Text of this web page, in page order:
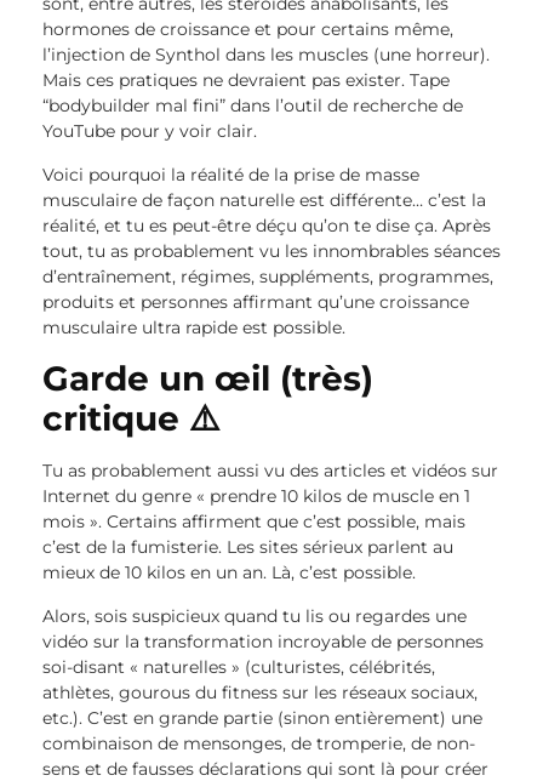
hormones de croissance et pour certains même,
l’injection de Synthol dans les muscles (une horreur).
Mais ces pratiques ne devraient pas exister. Tape
“bodybuilder mal fini” dans l’outil de recherche de
YouTube pour y voir clair.
Voici pourquoi la réalité de la prise de masse
musculaire de façon naturelle est différente… c’est la
réalité, et tu es peut-être déçu qu’on te dise ça. Après
tout, tu as probablement vu les innombrables séances
d’entraînement, régimes, suppléments, programmes,
produits et personnes affirmant qu’une croissance
musculaire ultra rapide est possible.
Garde un œil (très)
critique ⚠️
Tu as probablement aussi vu des articles et vidéos sur
Internet du genre « prendre 10 kilos de muscle en 1
mois ». Certains affirment que c’est possible, mais
c’est de la fumisterie. Les sites sérieux parlent au
mieux de 10 kilos en un an. Là, c’est possible.
Alors, sois suspicieux quand tu lis ou regardes une
vidéo sur la transformation incroyable de personnes
soi-disant « naturelles » (culturistes, célébrités,
athlètes, gourous du fitness sur les réseaux sociaux,
etc.). C’est en grande partie (sinon entièrement) une
combinaison de mensonges, de tromperie, de non-
sens et de fausses déclarations qui sont là pour créer